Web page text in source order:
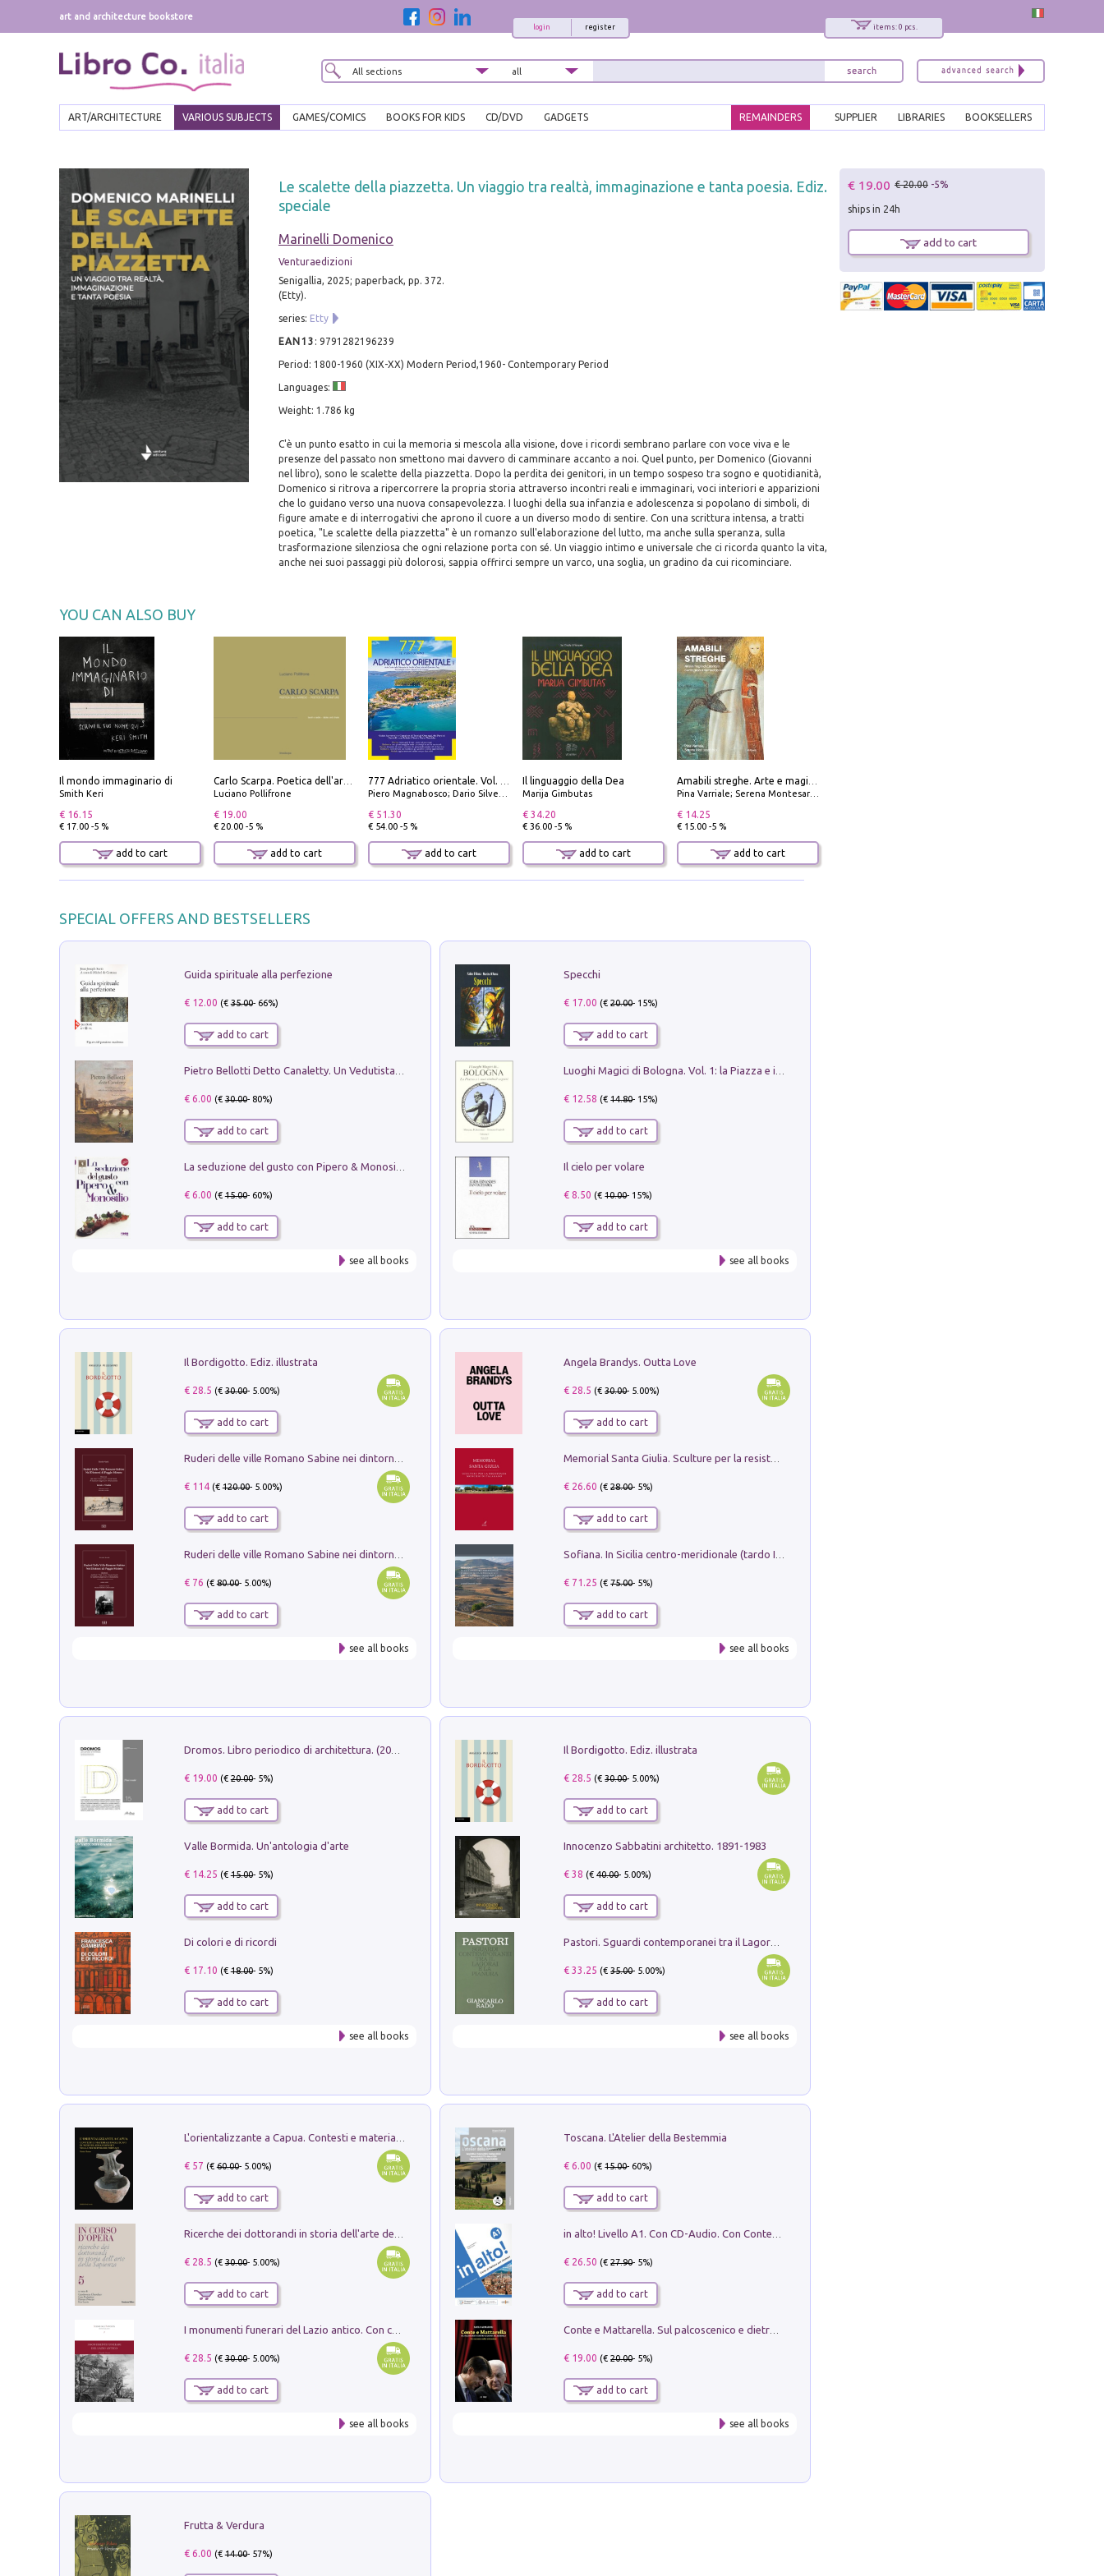
art and architecture bookstore
items: 0 pcs.
register
login
ART/ARCHITECTURE VARIOUS SUBJECTS GAMES/COMICS BOOKS FOR KIDS CD/DVD GADGETS BOOKSELLERS
LIBRARIES
SUPPLIER
REMAINDERS
Le scalette della piazzetta. Un viaggio tra realtà, immaginazione e tanta poesia. Ediz.
speciale
Marinelli Domenico
Venturaedizioni
Senigallia, 2025; paperback, pp. 372.
(Etty).
series: Etty
EAN13 : 9791282196239
Period: 1800-1960 (XIX-XX) Modern Period,1960- Contemporary Period
Languages:
Weight: 1.786 kg
C'è un punto esatto in cui la memoria si mescola alla visione, dove i ricordi sembrano parlare con voce viva e le
presenze del passato non smettono mai davvero di camminare accanto a noi. Quel punto, per Domenico (Giovanni
nel libro), sono le scalette della piazzetta. Dopo la perdita dei genitori, in un tempo sospeso tra sogno e quotidianità,
Domenico si ritrova a ripercorrere la propria storia attraverso incontri reali e immaginari, voci interiori e apparizioni
che lo guidano verso una nuova consapevolezza. I luoghi della sua infanzia e adolescenza si popolano di simboli, di
figure amate e di interrogativi che aprono il cuore a un diverso modo di sentire. Con una scrittura intensa, a tratti
poetica, "Le scalette della piazzetta" è un romanzo sull'elaborazione del lutto, ma anche sulla speranza, sulla
trasformazione silenziosa che ogni relazione porta con sé. Un viaggio intimo e universale che ci ricorda quanto la vita,
anche nei suoi passaggi più dolorosi, sappia offrirci sempre un varco, una soglia, un gradino da cui ricominciare.
YOU CAN ALSO BUY
Il mondo immaginario di
Smith Keri
€ 16.15
€ 17.00 -5 %
add to cart
Luciano Pollifrone
€ 19.00
€ 20.00 -5 %
add to cart
Piero Magnabosco; Dario Silvestro; Marco Sbrizzi
€ 51.30
€ 54.00 -5 %
add to cart
Il linguaggio della Dea
Marija Gimbutas
€ 34.20
€ 36.00 -5 %
add to cart
Pina Varriale; Serena Montesarchio
€ 14.25
€ 15.00 -5 %
add to cart
SPECIAL OFFERS AND BESTSELLERS
Guida spirituale alla perfezione
€ 12.00 (€35.00- 66%)
add to cart
€ 6.00 (€30.00- 80%)
add to cart
€ 6.00 (€15.00- 60%)
add to cart
see all books
Specchi
€ 17.00 (€20.00- 15%)
add to cart
€ 12.58 (€14.80- 15%)
add to cart
Il cielo per volare
€ 8.50 (€10.00- 15%)
add to cart
see all books
Il Bordigotto. Ediz. illustrata
€ 28.5 (€30.00- 5.00%)
add to cart
€ 114(€120.00- 5.00%)
add to cart
€ 76 (€80.00- 5.00%)
add to cart
see all books
Angela Brandys. Outta Love
€ 28.5 (€30.00- 5.00%)
add to cart
€ 26.60 (€28.00- 5%)
add to cart
€ 71.25 (€75.00- 5%)
add to cart
see all books
Dromos. Libro periodico di architettura. (2026). Vol. 15: Post-model
€ 19.00 (€20.00- 5%)
add to cart
Valle Bormida. Un'antologia d'arte
€ 14.25 (€15.00- 5%)
add to cart
Di colori e di ricordi
€ 17.10 (€18.00- 5%)
add to cart
see all books
Il Bordigotto. Ediz. illustrata
€ 28.5 (€30.00- 5.00%)
add to cart
Innocenzo Sabbatini architetto. 1891-1983
€ 38 (€40.00- 5.00%)
add to cart
€ 33.25 (€35.00- 5.00%)
add to cart
see all books
€ 57 (€60.00- 5.00%)
add to cart
€ 28.5 (€30.00- 5.00%)
add to cart
I monumenti funerari del Lazio antico. Con cartella con tavole
€ 28.5 (€30.00- 5.00%)
add to cart
see all books
Toscana. L'Atelier della Bestemmia
€ 6.00 (€15.00- 60%)
add to cart
€ 26.50 (€27.90- 5%)
add to cart
€ 19.00 (€20.00- 5%)
add to cart
see all books
Frutta & Verdura
€ 6.00 (€14.00- 57%)
€ 19.00 € 20.00 -5%
ships in 24h
add to cart
x
Interessato ai nostri libri?
Sarai informato delle nostre novità, potrai
comunque cancellarti quando desideri.
modulo di iscrizione